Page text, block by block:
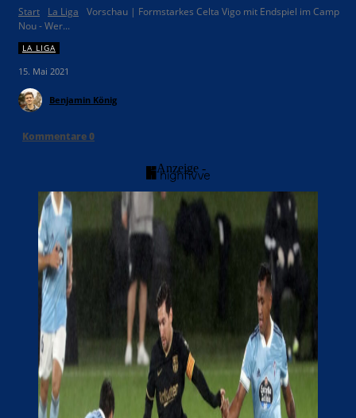
Start La Liga
Vorschau | Formstarkes Celta Vigo mit Endspiel im Camp
Nou - Wer...
LA LIGA
15. Mai 2021
Benjamin König
Kommentare0
- Anzeige -